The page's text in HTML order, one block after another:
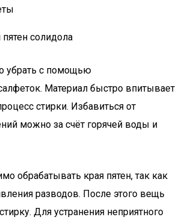
солидола
убрать с помощью
Материал быстро впитывает
стирки. Избавиться от
можно за счёт горячей воды и
обрабатывать края пятен, так как
разводов. После этого вещь
Для устранения неприятного